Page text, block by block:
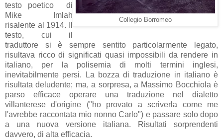
Collegio Borromeo
testo poetico di
Mike Imlah
risalente al 1914. Il
testo, cui il
traduttore si è sempre sentito particolarmente legato,
risultava ricco di significati quasi impossibili da rendere in
italiano, per la polisemia di molti termini inglesi,
inevitabilmente persi. La bozza di traduzione in italiano è
risultata deludente; ma, a sorpresa, a Massimo Bocchiola è
parso efficace operare una traduzione nel dialetto
villanterese d'origine ("ho provato a scriverla come me
l'avrebbe raccontata mio nonno Carlo") e passare solo dopo
a una nuova versione italiana. Risultati sorprendenti
davvero, di alta efficacia.